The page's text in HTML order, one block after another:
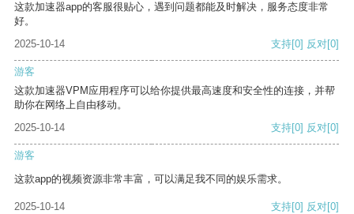
这款加速器app的客服很贴心，遇到问题都能及时解决，服务态度非常
好。
2025-10-14
支持[0] 反对[0]
游客
这款加速器VPM应用程序可以给你提供最高速度和安全性的连接，并帮
助你在网络上自由移动。
2025-10-14
支持[0] 反对[0]
游客
这款app的视频资源非常丰富，可以满足我不同的娱乐需求。
2025-10-14 支持[0] 反对[0]